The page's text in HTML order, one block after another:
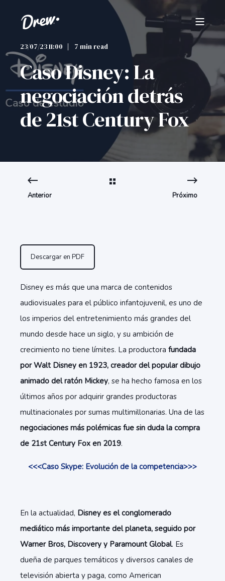
23/07/23 11:00 7 min read
Caso Disney: La
negociación detrás
de 21st Century Fox
Anterior Próximo
Descargar en PDF
Disney es más que una marca de contenidos
audiovisuales para el público infantojuvenil, es uno de
los imperios del entretenimiento más grandes del
mundo desde hace un siglo, y su ambición de
crecimiento no tiene límites. La productora fundada
por Walt Disney en 1923, creador del popular dibujo
animado del ratón Mickey, se ha hecho famosa en los
últimos años por adquirir grandes productoras
multinacionales por sumas multimillonarias. Una de las
negociaciones más polémicas fue sin duda la compra
de 21st Century Fox en 2019.
<<<Caso Skype: Evolución de la competencia>>>
En la actualidad, Disney es el conglomerado
mediático más importante del planeta, seguido por
Warner Bros, Discovery y Paramount Global. Es
dueña de parques temáticos y diversos canales de
televisión abierta y paga, como American